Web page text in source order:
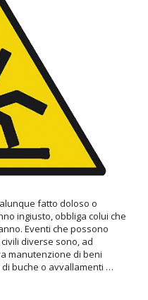
fatto doloso o
ingiusto, obbliga colui che
Eventi che possono
diverse sono, ad
manutenzione di beni
buche o avvallamenti …